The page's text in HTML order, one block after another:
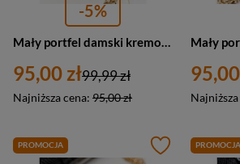
-5%
Mały portfel damski kremowy portmonetka RFID - Peterson 011-WEI-PUS
95,00 zł
Najniższa cena: 95,00 zł
99,99 zł
PROMOCJA PROMOCJA